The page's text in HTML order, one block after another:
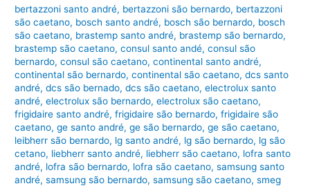
bertazzoni santo andré, bertazzoni são bernardo, bertazzoni
são caetano, bosch santo andré, bosch são bernardo, bosch
são caetano, brastemp santo andré, brastemp são bernardo,
brastemp são caetano,consul santo andé,consul são
bernardo,consul são caetano,continental santo andré,
continental são bernardo,continental são caetano,dcs santo
andré,dcs são bernado,dcs são caetano,electrolux santo
andré,electrolux são bernardo,electrolux são caetano,
frigidaire santo andré,frigidaire são bernardo,frigidaire são
caetano,ge santo andré,ge são bernardo,ge são caetano,
leibherr são bernardo, lg santo andré, lg são bernardo, lg são
cetano, liebherr santo andré, liebherr são caetano, lofra santo
andré, lofra são bernardo, lofra são caetano,samsung santo
andré,samsung são bernardo,samsung são caetano,smeg